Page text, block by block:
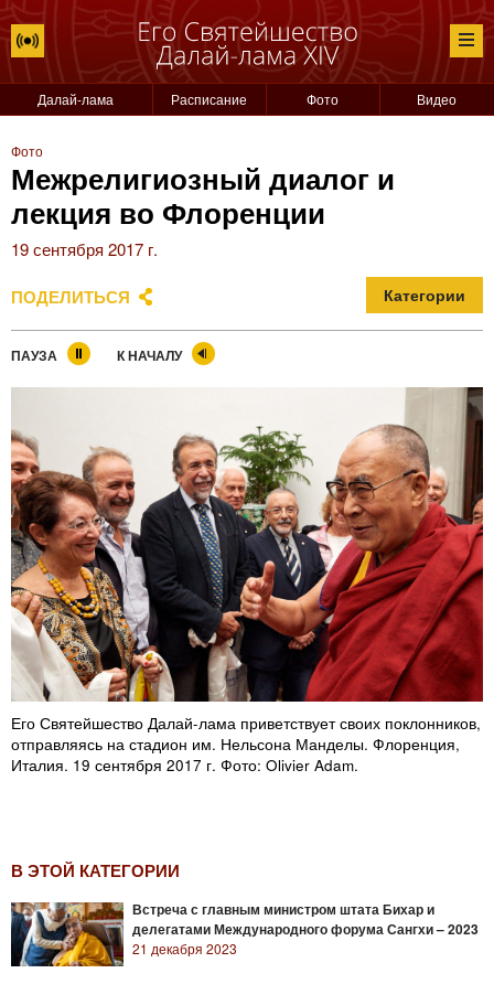
Далай-лама Расписание Фото Видео
Фото
Межрелигиозный диалог и
лекция во Флоренции
19 сентября 2017 г.
ПОДЕЛИТЬСЯ Категории
ПАУЗА К НАЧАЛУ
Его Святейшество Далай-лама приветствует своих поклонников,
отправляясь на стадион им. Нельсона Манделы. Флоренция,
Италия. 19 сентября 2017 г. Фото: Olivier Adam.
В ЭТОЙ КАТЕГОРИИ
Встреча с главным министром штата Бихар и
делегатами Международного форума Сангхи – 2023
21 декабря 2023